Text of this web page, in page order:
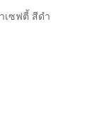
เซฟตี้ สีดำ